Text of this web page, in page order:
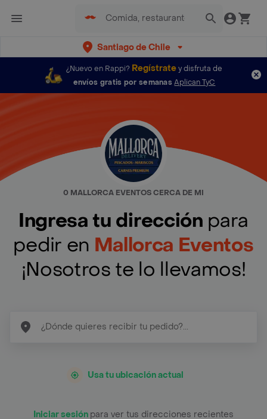
Santiago de Chile
¿Nuevo en Rappi? Regístratey disfruta de
envíos gratis por semanas Aplican TyC
0 MALLORCA EVENTOS CERCA DE MI
Ingresa tu dirección para
pedir en Mallorca Eventos
¡Nosotros te lo llevamos!
Usa tu ubicación actual
Iniciar sesión para ver tus direcciones recientes